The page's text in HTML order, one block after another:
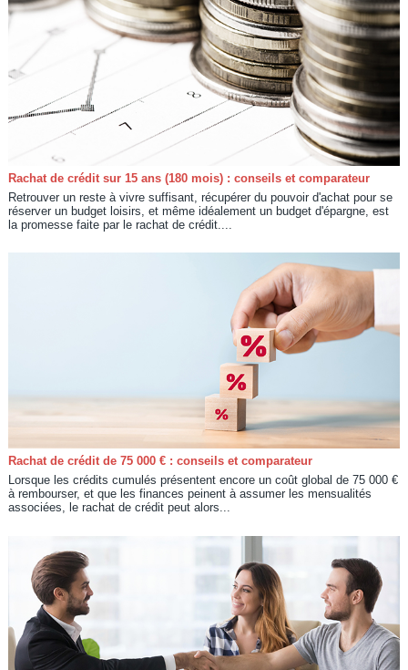
Rachat de crédit sur 15 ans (180 mois) : conseils et comparateur
Retrouver un reste à vivre suffisant, récupérer du pouvoir d'achat pour se
réserver un budget loisirs, et même idéalement un budget d'épargne, est
la promesse faite par le rachat de crédit....
Rachat de crédit de 75 000 € : conseils et comparateur
Lorsque les crédits cumulés présentent encore un coût global de 75 000 €
à rembourser, et que les finances peinent à assumer les mensualités
associées, le rachat de crédit peut alors...